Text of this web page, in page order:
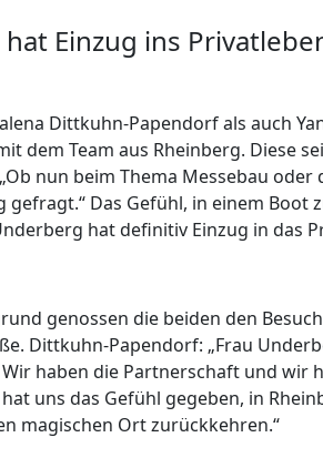
Einzug ins
Dittkuhn-Papendorf als auch
dem Team aus Rheinberg. Diese
nun beim Thema Messebau
Das Gefühl, in einem Boot
hat definitiv Einzug in das
genossen die beiden den
Dittkuhn-Papendorf: „Frau
haben die Partnerschaft und wir
hat uns das Gefühl gegeben, in
magischen Ort zurückkehren.“